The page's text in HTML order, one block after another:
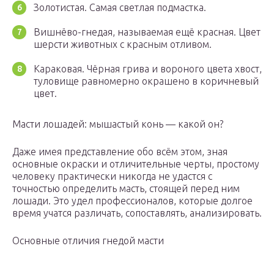
Золотистая. Самая светлая подмастка.
Вишнёво-гнедая, называемая ещё красная. Цвет
шерсти животных с красным отливом.
Караковая. Чёрная грива и вороного цвета хвост,
туловище равномерно окрашено в коричневый
цвет.
Масти лошадей: мышастый конь — какой он?
Даже имея представление обо всём этом, зная
основные окраски и отличительные черты, простому
человеку практически никогда не удастся с
точностью определить масть, стоящей перед ним
лошади. Это удел профессионалов, которые долгое
время учатся различать, сопоставлять, анализировать.
Основные отличия гнедой масти